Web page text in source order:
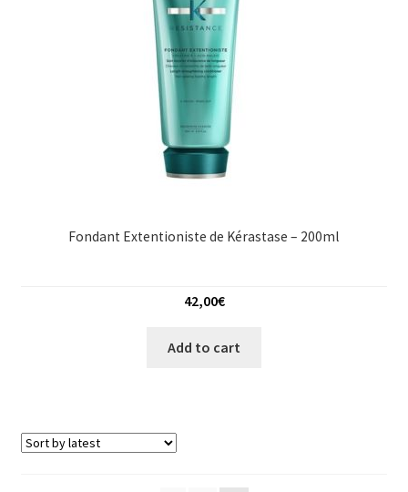
Fondant Extentioniste de Kérastase – 200ml
42,00€
Add to cart